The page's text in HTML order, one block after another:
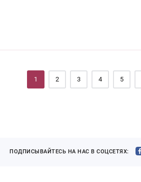
1 2 3 4 5
ПОДПИСЫВАЙТЕСЬ НА НАС В СОЦСЕТЯХ: